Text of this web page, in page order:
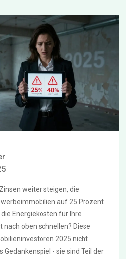
weiter steigen, die
auf 25 Prozent
Energiekosten für Ihre
nach oben schnellen? Diese
2025 nicht
Gedankenspiel - sie sind Teil der